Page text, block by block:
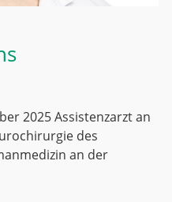
2025 Assistenzarzt an
des
an der